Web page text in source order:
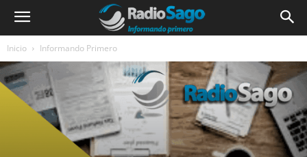
Inicio Informando Primero